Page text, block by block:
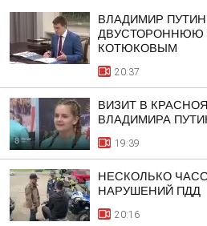
ВЛАДИМИР
ДВУСТОРОННЮЮ
КОТЮКОВЫМ
20:37
ВИЗИТ В
ВЛАДИМИРА
19:39
НЕСКОЛЬКО
НАРУШЕНИЙ ПДД
20:16